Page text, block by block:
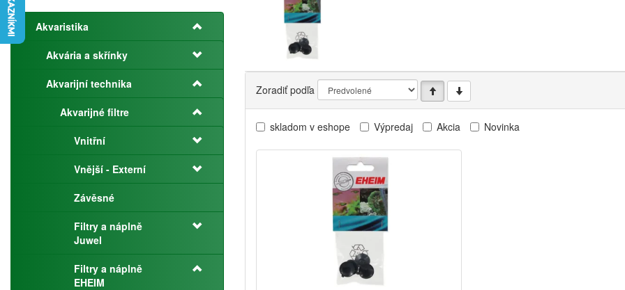
Akvaristika
Akvária a skřínky
Akvarijní technika
Akvarijné filtre
Vnitřní
Vnější - Externí
Závěsné
Filtry a náplně
Juwel
Filtry a náplně
EHEIM
Zoradiť podľa
skladom v eshope Výpredaj Akcia Novinka